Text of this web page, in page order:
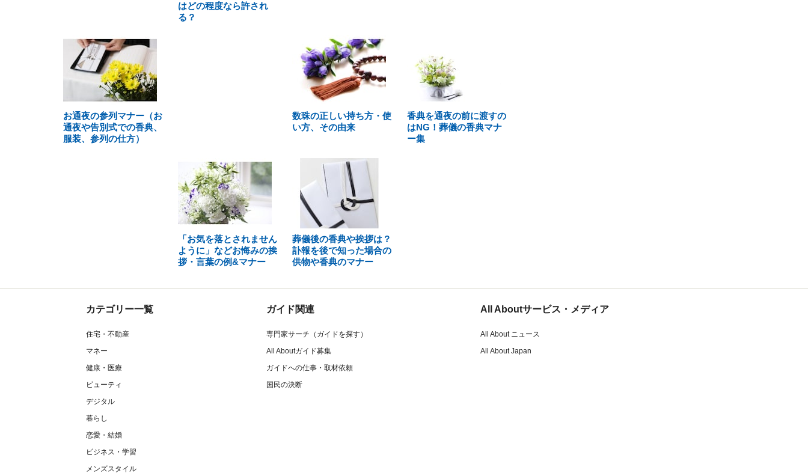
はどの程度なら許され
る？
お通夜の参列マナー（お
通夜や告別式での香典、
服装、参列の仕方）
数珠の正しい持ち方・使
い方、その由来
香典を通夜の前に渡すの
はNG！葬儀の香典マナ
ー集
「お気を落とされません
ように」などお悔みの挨
拶・言葉の例&マナー
葬儀後の香典や挨拶は？
訃報を後で知った場合の
供物や香典のマナー
カテゴリー一覧
住宅・不動産
マネー
健康・医療
ビューティ
デジタル
暮らし
恋愛・結婚
ビジネス・学習
メンズスタイル
ガイド関連
専門家サーチ（ガイドを探す）
All Aboutガイド募集
ガイドへの仕事・取材依頼
国民の決断
All Aboutサービス・メディア
All About ニュース
All About Japan